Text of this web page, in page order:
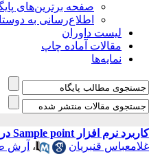
صفحه برترین‌های
اطلاع‌رسانی به
لیست داوران
مقالات آماده چاپ
نمایه‌ها
کاربرد نرم افزار Sample point در تخمین پوشش سطح خاک و مقایسه آن با روش برآورد چشمی در مراتع نیمه استپی فارس
غلامعباس قنبریان
، آرش